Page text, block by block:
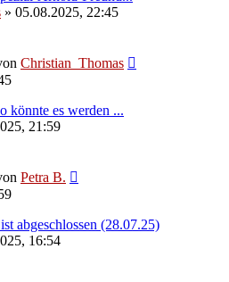
» 05.08.2025, 22:45
Christian_Thomas
könnte es werden ...
21:59
Petra B.
abgeschlossen (28.07.25)
16:54